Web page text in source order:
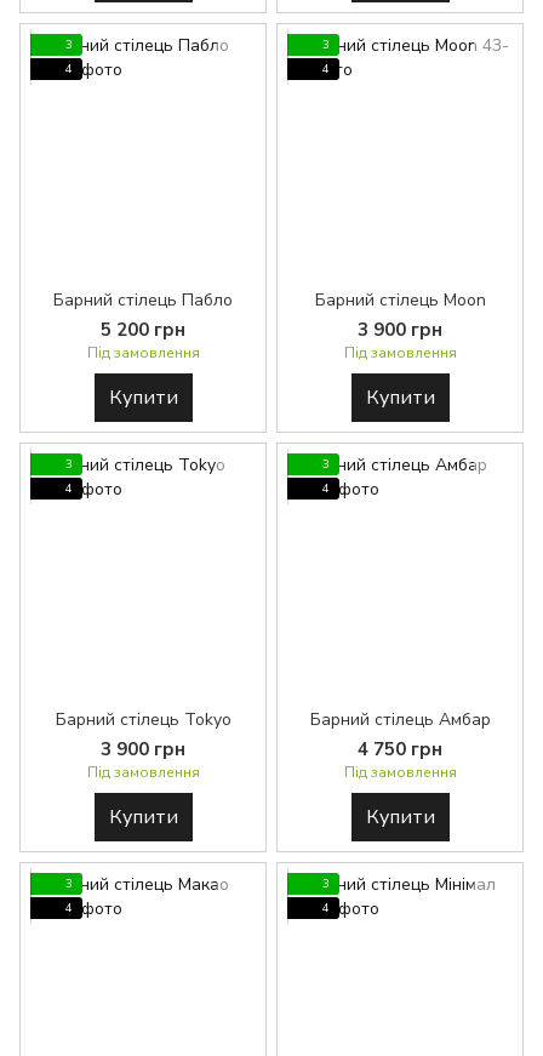
3
4
Барний стілець Пабло
5 200 грн
Під замовлення
Купити
3
4
Барний стілець Moon
3 900 грн
Під замовлення
Купити
3
4
Барний стілець Tokyo
3 900 грн
Під замовлення
Купити
3
4
Барний стілець Амбар
4 750 грн
Під замовлення
Купити
3
4
3
4